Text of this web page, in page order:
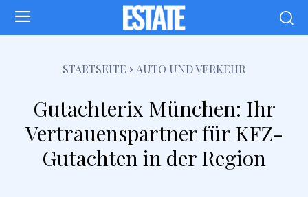
STARTSEITE AUTO UND VERKEHR
Gutachterix München: Ihr
Vertrauenspartner für KFZ-
Gutachten in der Region